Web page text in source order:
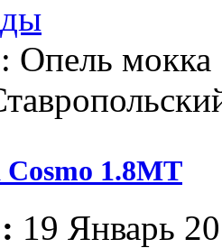
Опель мокка
1.8МТ
19 Январь